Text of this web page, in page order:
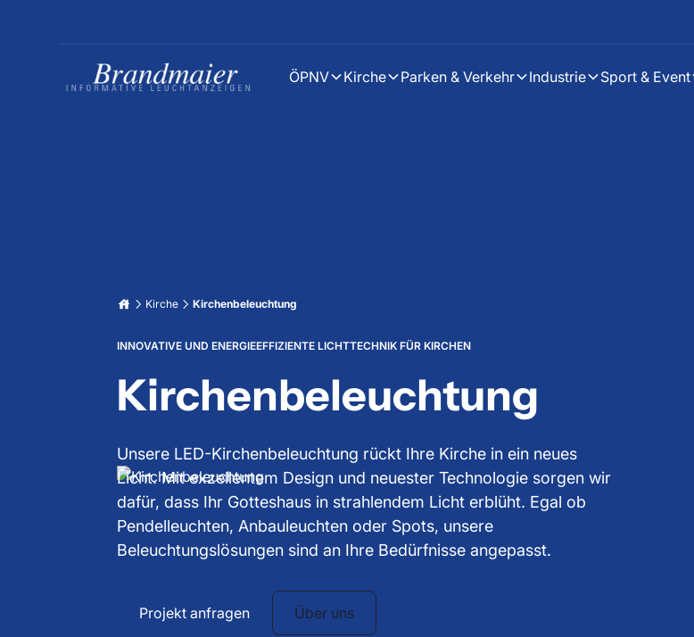
ÖPNV Kirche Parken & Verkehr Industrie Sport & Event
Kirche Kirchenbeleuchtung
INNOVATIVE UND ENERGIEEFFIZIENTE LICHTTECHNIK FÜR KIRCHEN
Kirchenbeleuchtung
Unsere LED-Kirchenbeleuchtung rückt Ihre Kirche in ein neues
Licht. Mit exzellentem Design und neuester Technologie sorgen wir
dafür, dass Ihr Gotteshaus in strahlendem Licht erblüht. Egal ob
Pendelleuchten, Anbauleuchten oder Spots, unsere
Beleuchtungslösungen sind an Ihre Bedürfnisse angepasst.
Projekt anfragen Über uns